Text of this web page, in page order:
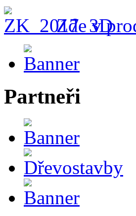
Zde v
Partneři